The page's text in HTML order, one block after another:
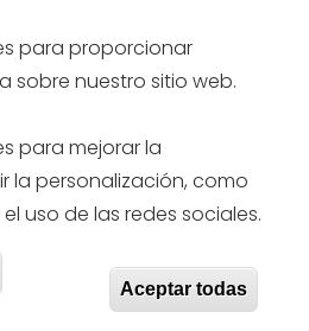
para proporcionar
sobre nuestro sitio web.
para mejorar la
la personalización, como
uso de las redes sociales.
Aceptar todas
horas en plató.
cámara.
horas en plató.
cámara.
en cámara.
horas en plató.
en cámara.